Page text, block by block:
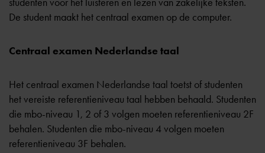
De student maakt het centraal examen op de computer.
Centraal examen Nederlandse taal
Het centraal examen Nederlandse taal toetst of studenten
het vereiste referentieniveau taal hebben behaald. Studenten
die mbo-niveau 1, 2 of 3 volgen moeten referentieniveau 2F
behalen. Studenten die mbo-niveau 4 volgen moeten
referentieniveau 3F behalen.